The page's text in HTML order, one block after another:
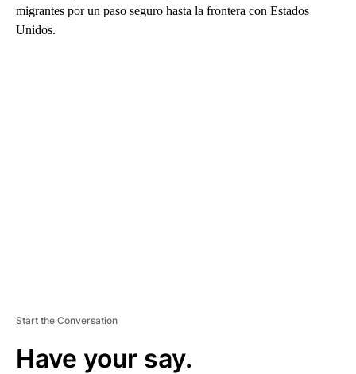
migrantes por un paso seguro hasta la frontera con Estados
Unidos.
Start the Conversation
Have your say.